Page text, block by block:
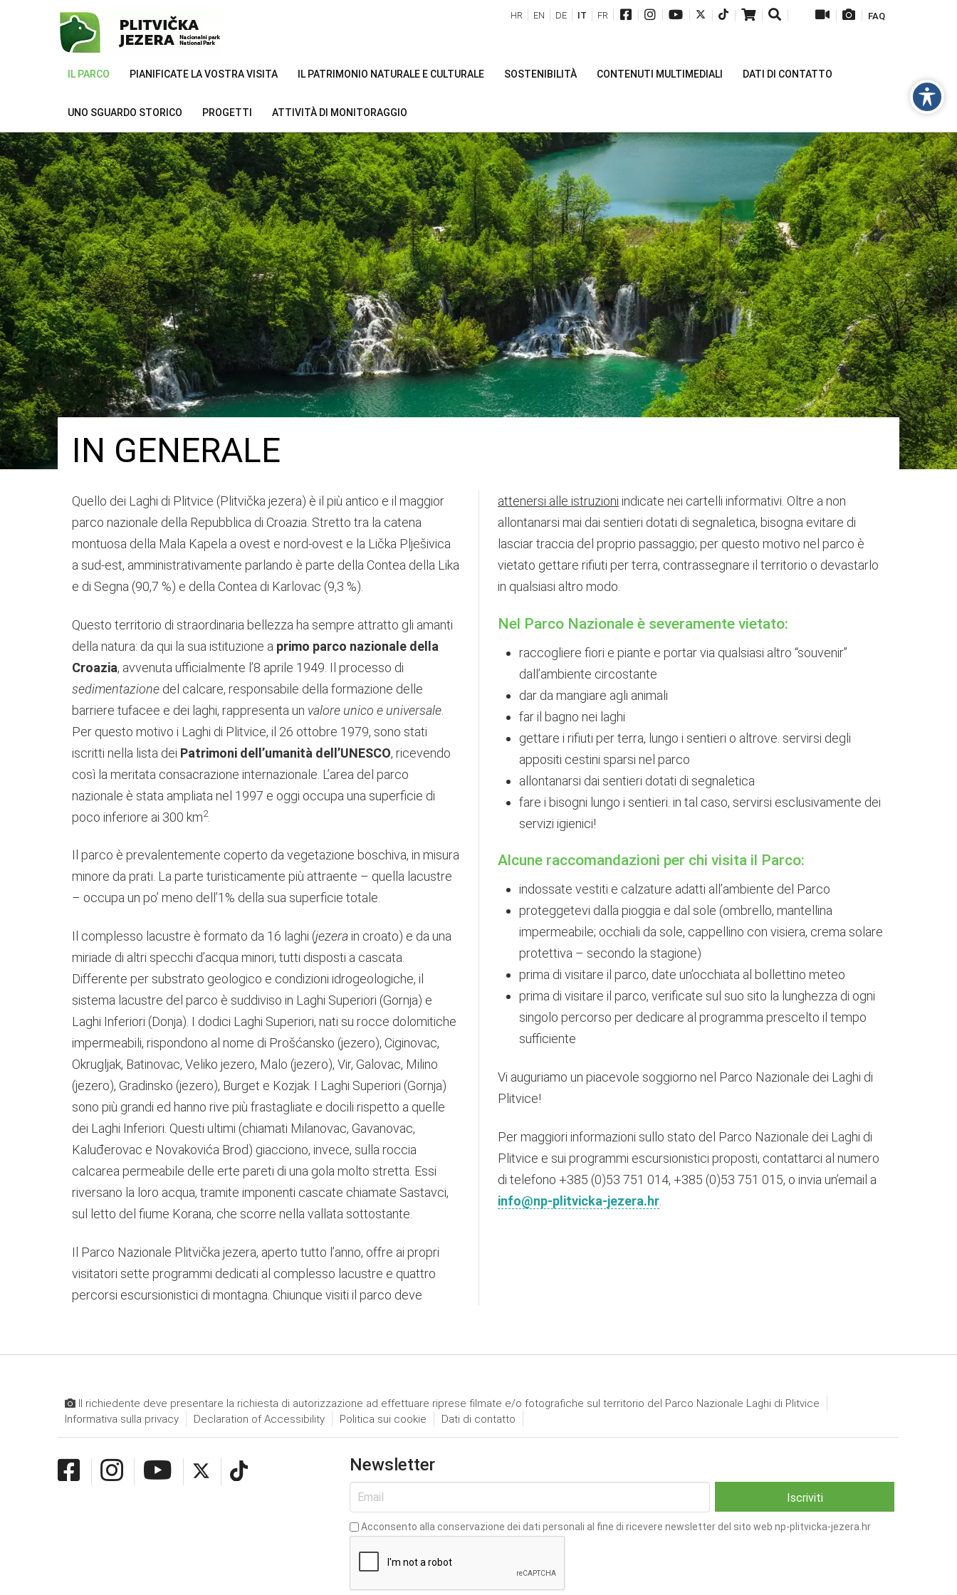
| | | | | | | | | FAQ
HR EN DE IT FR
IL PARCO PIANIFICATE LA VOSTRA VISITA IL PATRIMONIO NATURALE E CULTURALE SOSTENIBILITÀ CONTENUTI MULTIMEDIALI DATI DI CONTATTO
UNO SGUARDO STORICO PROGETTI ATTIVITÀ DI MONITORAGGIO
IN GENERALE
Quello dei Laghi di Plitvice (Plitvička jezera) è il più antico e il maggior
parco nazionale della Repubblica di Croazia. Stretto tra la catena
montuosa della Mala Kapela a ovest e nord-ovest e la Lička Plješivica
a sud-est, amministrativamente parlando è parte della Contea della Lika
e di Segna (90,7 %) e della Contea di Karlovac (9,3 %).
Questo territorio di straordinaria bellezza ha sempre attratto gli amanti
della natura: da qui la sua istituzione a primo parco nazionale della
Croazia, avvenuta ufficialmente l’8 aprile 1949. Il processo di
sedimentazione del calcare, responsabile della formazione delle
barriere tufacee e dei laghi, rappresenta un valore unico e universale.
Per questo motivo i Laghi di Plitvice, il 26 ottobre 1979, sono stati
iscritti nella lista dei Patrimoni dell’umanità dell’UNESCO, ricevendo
così la meritata consacrazione internazionale. L’area del parco
nazionale è stata ampliata nel 1997 e oggi occupa una superficie di
poco inferiore ai 300 km2.
Il parco è prevalentemente coperto da vegetazione boschiva, in misura
minore da prati. La parte turisticamente più attraente – quella lacustre
– occupa un po’ meno dell’1% della sua superficie totale.
Il complesso lacustre è formato da 16 laghi (jezerain croato) e da una
miriade di altri specchi d’acqua minori, tutti disposti a cascata.
Differente per substrato geologico e condizioni idrogeologiche, il
sistema lacustre del parco è suddiviso in Laghi Superiori (Gornja) e
Laghi Inferiori (Donja). I dodici Laghi Superiori, nati su rocce dolomitiche
impermeabili, rispondono al nome di Prošćansko (jezero), Ciginovac,
Okrugljak, Batinovac, Veliko jezero, Malo (jezero), Vir, Galovac, Milino
(jezero), Gradinsko (jezero), Burget e Kozjak. I Laghi Superiori (Gornja)
sono più grandi ed hanno rive più frastagliate e docili rispetto a quelle
dei Laghi Inferiori. Questi ultimi (chiamati Milanovac, Gavanovac,
Kaluđerovac e Novakovića Brod) giacciono, invece, sulla roccia
calcarea permeabile delle erte pareti di una gola molto stretta. Essi
riversano la loro acqua, tramite imponenti cascate chiamate Sastavci,
sul letto del fiume Korana, che scorre nella vallata sottostante.
Il Parco Nazionale Plitvička jezera, aperto tutto l’anno, offre ai propri
visitatori sette programmi dedicati al complesso lacustre e quattro
percorsi escursionistici di montagna. Chiunque visiti il parco deve
attenersi alle istruzioni indicate nei cartelli informativi. Oltre a non
allontanarsi mai dai sentieri dotati di segnaletica, bisogna evitare di
lasciar traccia del proprio passaggio; per questo motivo nel parco è
vietato gettare rifiuti per terra, contrassegnare il territorio o devastarlo
in qualsiasi altro modo.
Nel Parco Nazionale è severamente vietato:
raccogliere fiori e piante e portar via qualsiasi altro “souvenir”
dall’ambiente circostante
dar da mangiare agli animali
far il bagno nei laghi
gettare i rifiuti per terra, lungo i sentieri o altrove. servirsi degli
appositi cestini sparsi nel parco
allontanarsi dai sentieri dotati di segnaletica
fare i bisogni lungo i sentieri. in tal caso, servirsi esclusivamente dei
servizi igienici!
Alcune raccomandazioni per chi visita il Parco:
indossate vestiti e calzature adatti all’ambiente del Parco
proteggetevi dalla pioggia e dal sole (ombrello, mantellina
impermeabile; occhiali da sole, cappellino con visiera, crema solare
protettiva – secondo la stagione)
prima di visitare il parco, date un’occhiata al bollettino meteo
prima di visitare il parco, verificate sul suo sito la lunghezza di ogni
singolo percorso per dedicare al programma prescelto il tempo
sufficiente
Vi auguriamo un piacevole soggiorno nel Parco Nazionale dei Laghi di
Plitvice!
Per maggiori informazioni sullo stato del Parco Nazionale dei Laghi di
Plitvice e sui programmi escursionistici proposti, contattarci al numero
di telefono +385 (0)53 751 014, +385 (0)53 751 015, o invia un’email a
info@np-plitvicka-jezera.hr
Il richiedente deve presentare la richiesta di autorizzazione ad effettuare riprese filmate e/o fotografiche sul territorio del Parco Nazionale Laghi di Plitvice
Informativa sulla privacy
Declaration of Accessibility Politica sui cookie Dati di contatto
Newsletter
Acconsento alla conservazione dei dati personali al fine di ricevere newsletter del sito web np-plitvicka-jezera.hr